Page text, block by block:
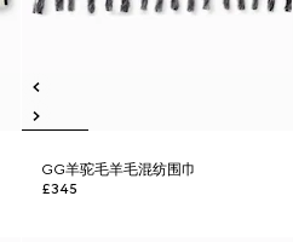
GG羊驼毛羊毛混纺围巾
£345